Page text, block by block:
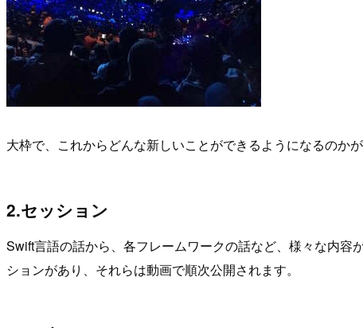
大枠で、これからどんな新しいことができるようになるのか
2.セッション
Swift言語の話から、各フレームワークの話など、様々な内
ションがあり、それらは動画で順次公開されます。